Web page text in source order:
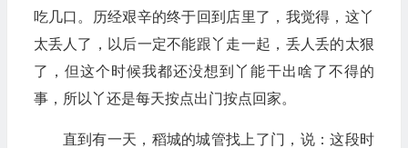
吃几口。历经艰辛的终于回到店里了，我觉得，这丫
太丢人了，以后一定不能跟丫走一起，丢人丢的太狠
了，但这个时候我都还没想到丫能干出啥了不得的
事，所以丫还是每天按点出门按点回家。
直到有一天，稻城的城管找上了门，说：这段时